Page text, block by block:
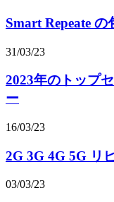
Smart Repeate
31/03/23
2023年のトップ
ー
16/03/23
2G 3G 4G 5G リ
03/03/23